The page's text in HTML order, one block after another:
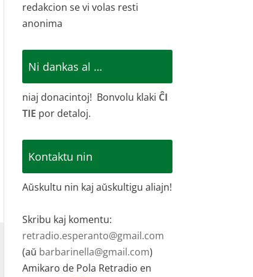
redakcion se vi volas resti
anonima
Ni dankas al …
niaj donacintoj! Bonvolu klaki ĈI
TIE por detaloj.
Kontaktu nin
Aŭskultu nin kaj aŭskultigu aliajn!
Skribu kaj komentu:
retradio.esperanto@gmail.com
(aŭ barbarinella@gmail.com)
Amikaro de Pola Retradio en